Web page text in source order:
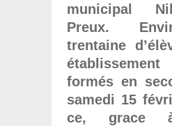
municipal
Preux.
trentaine
formés en
samedi 15
ce, grace